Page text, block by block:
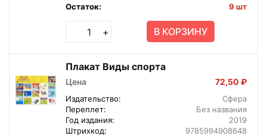
Остаток:
9 шт
+ В КОРЗИНУ
Плакат Виды спорта
Цена 72,50 ₽
Издательство:
Сфера
Переплет:
Без названия
Год издания:
2019
Штрихкод:
9785994908648